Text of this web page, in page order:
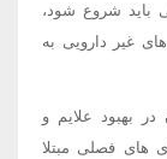
باید شروع شود،
غیر دارویی به
در بهبود علایم و
های فصلی مبتلا